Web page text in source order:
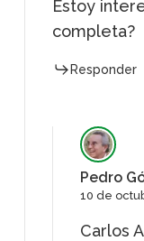
Estoy
completa?
Responder
Pedro
10 de
Carlos